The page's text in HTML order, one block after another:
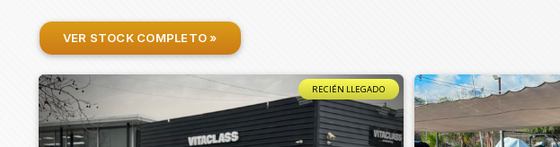
VER STOCK COMPLETO »
RECIÉN LLEGADO